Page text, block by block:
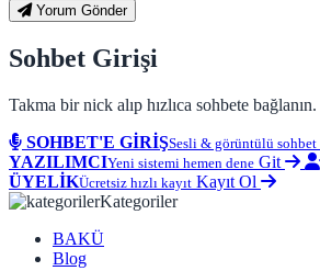
Yorum Gönder
Sohbet Girişi
Takma bir nick alıp hızlıca sohbete bağlanın.
SOHBET'E GİRİŞSesli & görüntülü sohbet
YAZILIMCIYeni sistemi hemen dene Git
ÜYELİKÜcretsiz hızlı kayıt Kayıt Ol
Kategoriler
BAKÜ
Blog